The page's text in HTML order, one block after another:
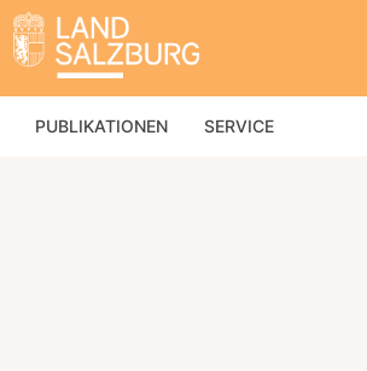
PUBLIKATIONEN SERVICE